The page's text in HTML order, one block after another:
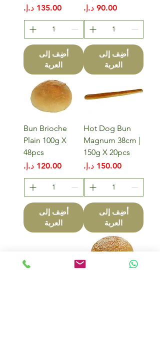
السعر
أضِف إلى
العربة
السعر
أضِف إلى
العربة
Hot Dog Bun
Magnum 38cm |
150g X 20pcs
السعر
أضِف إلى
العربة
Bun Brioche
Plain 100g X
48pcs
السعر
أضِف إلى
العربة